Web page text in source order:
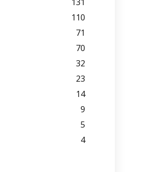
110
71
70
32
23
14
9
5
4